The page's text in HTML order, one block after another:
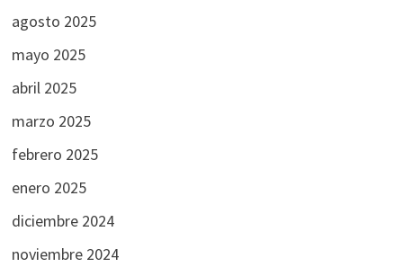
agosto 2025
mayo 2025
abril 2025
marzo 2025
febrero 2025
enero 2025
diciembre 2024
noviembre 2024